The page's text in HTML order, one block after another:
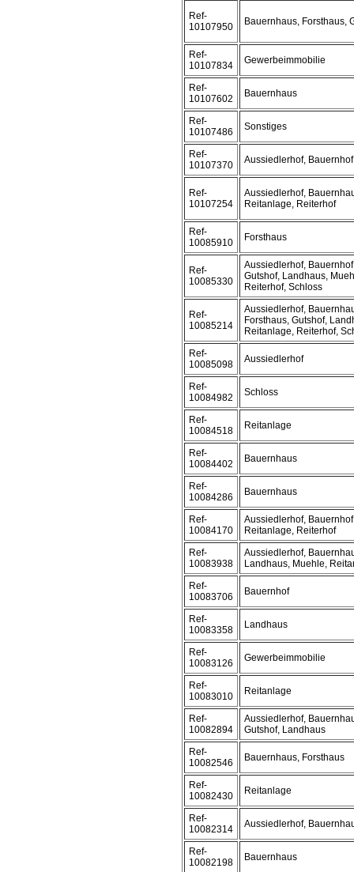
Ref-
10107950
Bauernhaus, Forsthaus,
Ref-
10107834
Gewerbeimmobilie
Ref-
10107602
Bauernhaus
Ref-
10107486
Sonstiges
Ref-
10107370
Aussiedlerhof, Bauernhof
Ref-
10107254
Aussiedlerhof,
Reitanlage, Reiterhof
Ref-
10085910
Forsthaus
Ref-
10085330
Aussiedlerhof,
Gutshof, Landhaus,
Reiterhof, Schloss
Ref-
10085214
Aussiedlerhof,
Forsthaus, Gutshof,
Reitanlage, Reiterhof,
Ref-
10085098
Aussiedlerhof
Ref-
10084982
Schloss
Ref-
10084518
Reitanlage
Ref-
10084402
Bauernhaus
Ref-
10084286
Bauernhaus
Ref-
10084170
Aussiedlerhof,
Reitanlage, Reiterhof
Ref-
10083938
Aussiedlerhof,
Landhaus, Muehle,
Ref-
10083706
Bauernhof
Ref-
10083358
Landhaus
Ref-
10083126
Gewerbeimmobilie
Ref-
10083010
Reitanlage
Ref-
10082894
Aussiedlerhof,
Gutshof, Landhaus
Ref-
10082546
Bauernhaus, Forsthaus
Ref-
10082430
Reitanlage
Ref-
10082314
Aussiedlerhof,
Ref-
10082198
Bauernhaus